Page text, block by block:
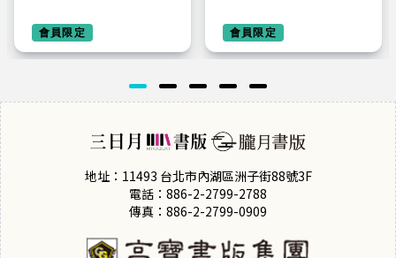
會員限定 會員限定
地址：11493 台北市內湖區洲子街88號3F
電話：886-2-2799-2788
傳真：886-2-2799-0909